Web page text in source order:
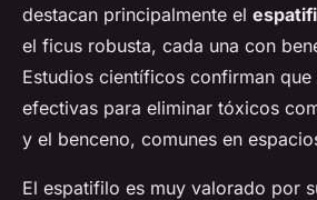
destacan principalmente el
el ficus robusta, cada una con
Estudios científicos confirman que
efectivas para eliminar tóxicos
y el benceno, comunes en
El espatifilo es muy valorado por